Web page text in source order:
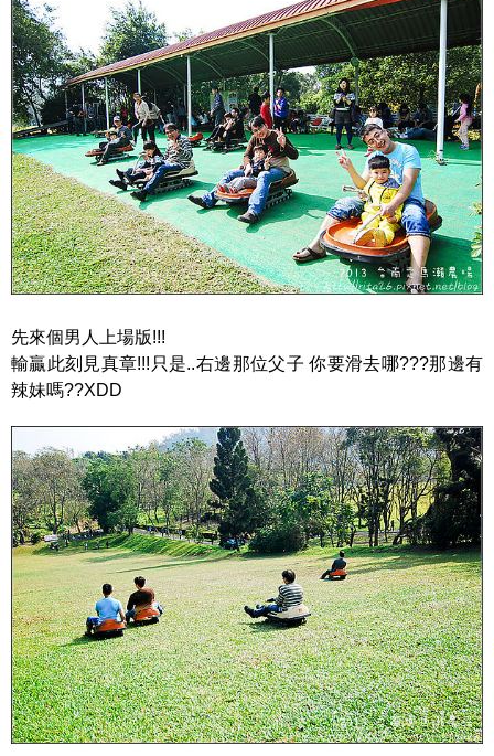
先來個男人上場版!!!
輸贏此刻見真章!!!只是..右邊那位父子 你要滑去哪???那邊有
辣妹嗎??XDD